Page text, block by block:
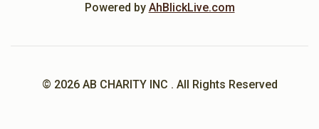
Powered by AhBlickLive.com
© 2026 AB CHARITY INC . All Rights Reserved